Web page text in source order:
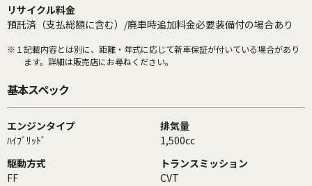
リサイクル料金
預託済（支払総額に含む）/廃車時追加料金必要装備付の場合あり
※１ 記載内容とは別に、距離・年式に応じて新車保証が付いている場合があり
ます。詳細は販売店にお尋ねください。
基本スペック
エンジンタイプ
ﾊｲﾌﾞﾘｯﾄﾞ
排気量
1,500cc
駆動方式
FF
トランスミッション
CVT